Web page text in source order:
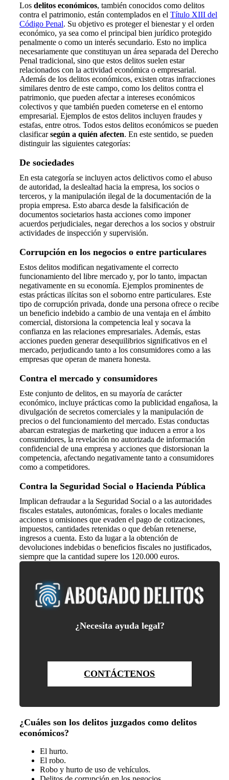
Los delitos económicos, también conocidos como delitos
contra el patrimonio, están contemplados en el Título XIII del
Código Penal. Su objetivo es proteger el bienestar y el orden
económico, ya sea como el principal bien jurídico protegido
penalmente o como un interés secundario. Esto no implica
necesariamente que constituyan un área separada del Derecho
Penal tradicional, sino que estos delitos suelen estar
relacionados con la actividad económica o empresarial.
Además de los delitos económicos, existen otras infracciones
similares dentro de este campo, como los delitos contra el
patrimonio, que pueden afectar a intereses económicos
colectivos y que también pueden cometerse en el entorno
empresarial. Ejemplos de estos delitos incluyen fraudes y
estafas, entre otros. Todos estos delitos económicos se pueden
clasificarsegún a quién afecten. En este sentido, se pueden
distinguir las siguientes categorías:
De sociedades
En esta categoría se incluyen actos delictivos como el abuso
de autoridad, la deslealtad hacia la empresa, los socios o
terceros, y la manipulación ilegal de la documentación de la
propia empresa. Esto abarca desde la falsificación de
documentos societarios hasta acciones como imponer
acuerdos perjudiciales, negar derechos a los socios y obstruir
actividades de inspección y supervisión.
Corrupción en los negocios o entre particulares
Estos delitos modifican negativamente el correcto
funcionamiento del libre mercado y, por lo tanto, impactan
negativamente en su economía. Ejemplos prominentes de
estas prácticas ilícitas son el soborno entre particulares. Este
tipo de corrupción privada, donde una persona ofrece o recibe
un beneficio indebido a cambio de una ventaja en el ámbito
comercial, distorsiona la competencia leal y socava la
confianza en las relaciones empresariales. Además, estas
acciones pueden generar desequilibrios significativos en el
mercado, perjudicando tanto a los consumidores como a las
empresas que operan de manera honesta.
Contra el mercado y consumidores
Este conjunto de delitos, en su mayoría de carácter
económico, incluye prácticas como la publicidad engañosa, la
divulgación de secretos comerciales y la manipulación de
precios o del funcionamiento del mercado. Estas conductas
abarcan estrategias de marketing que inducen a error a los
consumidores, la revelación no autorizada de información
confidencial de una empresa y acciones que distorsionan la
competencia, afectando negativamente tanto a consumidores
como a competidores.
Contra la Seguridad Social o Hacienda Pública
Implican defraudar a la Seguridad Social o a las autoridades
fiscales estatales, autonómicas, forales o locales mediante
acciones u omisiones que evaden el pago de cotizaciones,
impuestos, cantidades retenidas o que debían retenerse,
ingresos a cuenta. Esto da lugar a la obtención de
devoluciones indebidas o beneficios fiscales no justificados,
siempre que la cantidad supere los 120.000 euros.
¿Necesita ayuda legal?
CONTÁCTENOS
¿Cuáles son los delitos juzgados como delitos
económicos?
El hurto.
El robo.
Robo y hurto de uso de vehículos.